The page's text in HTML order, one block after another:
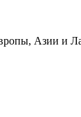
Азии и